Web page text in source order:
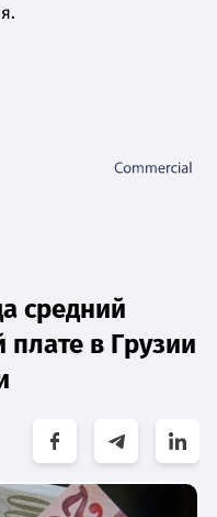
средний
в Грузии